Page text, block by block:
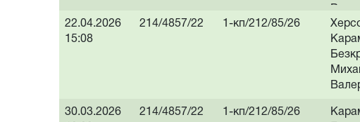
22.04.2026
15:08
214/4857/22 1-кп/212/85/26
30.03.2026
214/4857/22 1-кп/212/85/26